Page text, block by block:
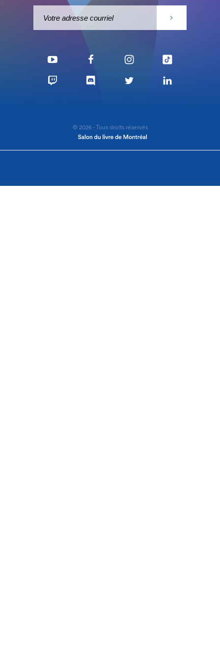
© 2026 - Tous droits réservés